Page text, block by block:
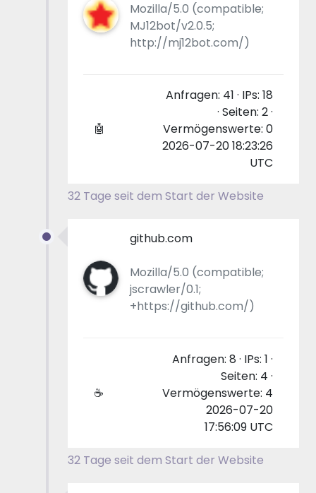
Mozilla/5.0 (compatible;
MJ12bot/v2.0.5;
http://mj12bot.com/)
🤖
Anfragen: 41 · IPs: 18
· Seiten: 2 ·
Vermögenswerte: 0
2026-07-20 18:23:26
UTC
32 Tage seit dem Start der Website
github.com
Mozilla/5.0 (compatible;
jscrawler/0.1;
+https://github.com/)
☕
Anfragen: 8 · IPs: 1 ·
Seiten: 4 ·
Vermögenswerte: 4
2026-07-20
17:56:09 UTC
32 Tage seit dem Start der Website